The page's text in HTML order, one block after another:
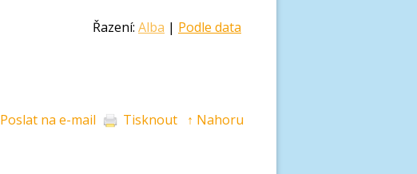
Řazení: Alba | Podle data
Poslat na e-mail Tisknout ↑ Nahoru